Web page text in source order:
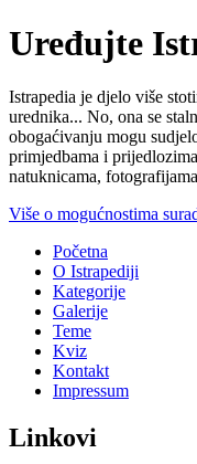
Uređujte
Istrapedia je djelo više
urednika... No, ona se
obogaćivanju mogu
primjedbama i
natuknicama,
Više o mogućnostima
Početna
O Istrapediji
Kategorije
Galerije
Teme
Kviz
Kontakt
Impressum
Linkovi